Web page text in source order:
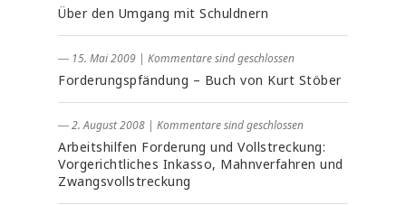
Über den Umgang mit Schuldnern
― 15. Mai 2009 | Kommentare sind geschlossen
Forderungspfändung – Buch von Kurt Stöber
― 2. August 2008 | Kommentare sind geschlossen
Arbeitshilfen Forderung und Vollstreckung:
Vorgerichtliches Inkasso, Mahnverfahren und
Zwangsvollstreckung